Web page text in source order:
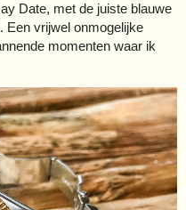
Date, met de juiste blauwe
Een vrijwel onmogelijke
momenten waar ik